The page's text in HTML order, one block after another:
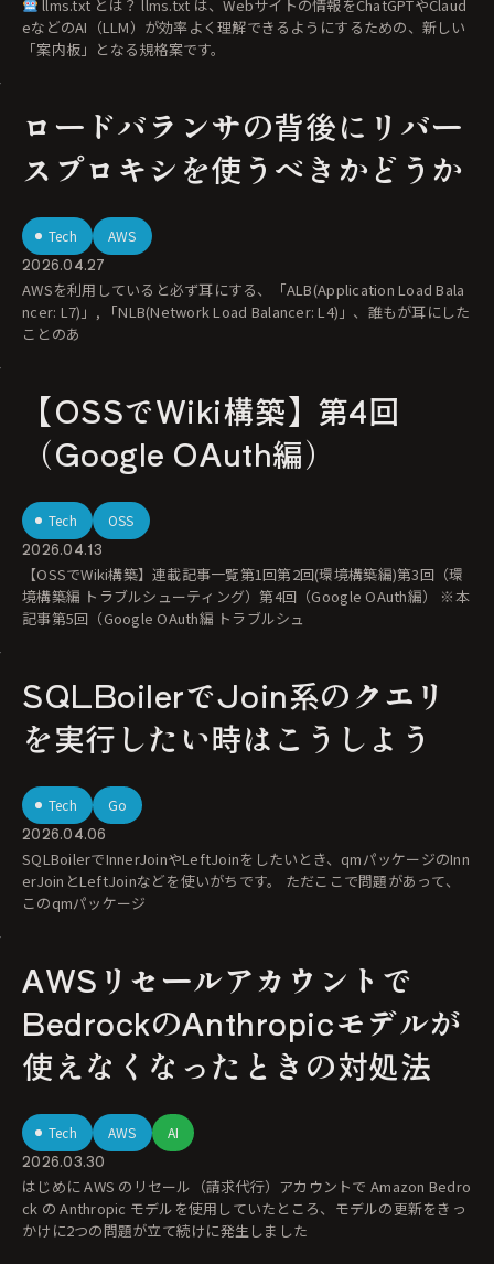
llms.txt とは？ llms.txt は、Webサイトの情報をChatGPTやClaud
eなどのAI（LLM）が効率よく理解できるようにするための、新しい
「案内板」となる規格案です。
ロードバランサの背後にリバー
スプロキシを使うべきかどうか
Tech AWS
2026.04.27
AWSを利用していると必ず耳にする、「ALB(Application Load Bala
ncer: L7)」, 「NLB(Network Load Balancer: L4)」、誰もが耳にした
ことのあ
【OSSでWiki構築】第4回
（Google OAuth編）
Tech OSS
2026.04.13
【OSSでWiki構築】連載記事一覧第1回第2回(環境構築編)第3回（環
境構築編 トラブルシューティング）第4回（Google OAuth編） ※本
記事第5回（Google OAuth編 トラブルシュ
SQLBoilerでJoin系のクエリ
を実行したい時はこうしよう
Tech Go
2026.04.06
SQLBoilerでInnerJoinやLeftJoinをしたいとき、qmパッケージのInn
erJoinとLeftJoinなどを使いがちです。 ただここで問題があって、
このqmパッケージ
AWSリセールアカウントで
BedrockのAnthropicモデルが
使えなくなったときの対処法
Tech AWS AI
2026.03.30
はじめに AWS のリセール（請求代行）アカウントで Amazon Bedro
ck の Anthropic モデルを使用していたところ、モデルの更新をきっ
かけに2つの問題が立て続けに発生しました